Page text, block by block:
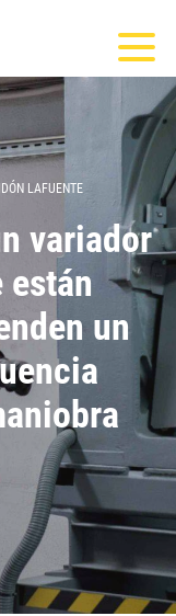
LAFUENTE
variador
están
un